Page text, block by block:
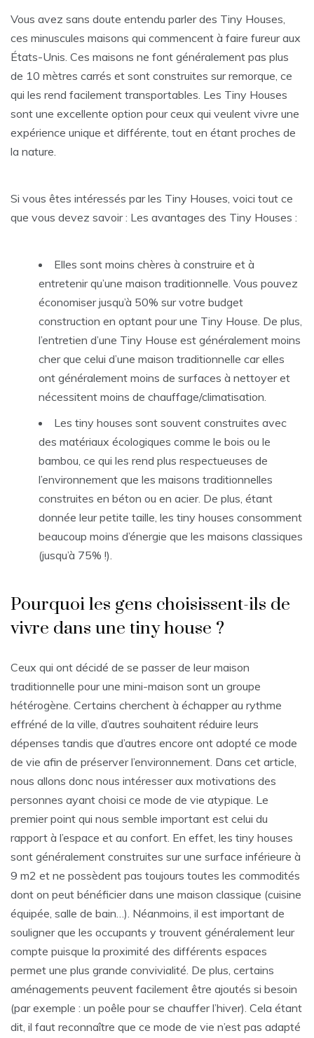
Vous avez sans doute entendu parler des Tiny Houses,
ces minuscules maisons qui commencent à faire fureur aux
États-Unis. Ces maisons ne font généralement pas plus
de 10 mètres carrés et sont construites sur remorque, ce
qui les rend facilement transportables. Les Tiny Houses
sont une excellente option pour ceux qui veulent vivre une
expérience unique et différente, tout en étant proches de
la nature.
Si vous êtes intéressés par les Tiny Houses, voici tout ce
que vous devez savoir : Les avantages des Tiny Houses :
Elles sont moins chères à construire et à
entretenir qu’une maison traditionnelle. Vous pouvez
économiser jusqu’à 50% sur votre budget
construction en optant pour une Tiny House. De plus,
l’entretien d’une Tiny House est généralement moins
cher que celui d’une maison traditionnelle car elles
ont généralement moins de surfaces à nettoyer et
nécessitent moins de chauffage/climatisation.
Les tiny houses sont souvent construites avec
des matériaux écologiques comme le bois ou le
bambou, ce qui les rend plus respectueuses de
l’environnement que les maisons traditionnelles
construites en béton ou en acier. De plus, étant
donnée leur petite taille, les tiny houses consomment
beaucoup moins d’énergie que les maisons classiques
(jusqu’à 75% !).
Pourquoi les gens choisissent-ils de
vivre dans une tiny house ?
Ceux qui ont décidé de se passer de leur maison
traditionnelle pour une mini-maison sont un groupe
hétérogène. Certains cherchent à échapper au rythme
effréné de la ville, d’autres souhaitent réduire leurs
dépenses tandis que d’autres encore ont adopté ce mode
de vie afin de préserver l’environnement. Dans cet article,
nous allons donc nous intéresser aux motivations des
personnes ayant choisi ce mode de vie atypique. Le
premier point qui nous semble important est celui du
rapport à l’espace et au confort. En effet, les tiny houses
sont généralement construites sur une surface inférieure à
9 m2 et ne possèdent pas toujours toutes les commodités
dont on peut bénéficier dans une maison classique (cuisine
équipée, salle de bain…). Néanmoins, il est important de
souligner que les occupants y trouvent généralement leur
compte puisque la proximité des différents espaces
permet une plus grande convivialité. De plus, certains
aménagements peuvent facilement être ajoutés si besoin
(par exemple : un poêle pour se chauffer l’hiver). Cela étant
dit, il faut reconnaître que ce mode de vie n’est pas adapté